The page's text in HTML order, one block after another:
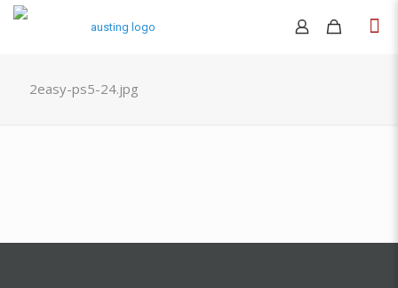
2easy-ps5-24.jpg